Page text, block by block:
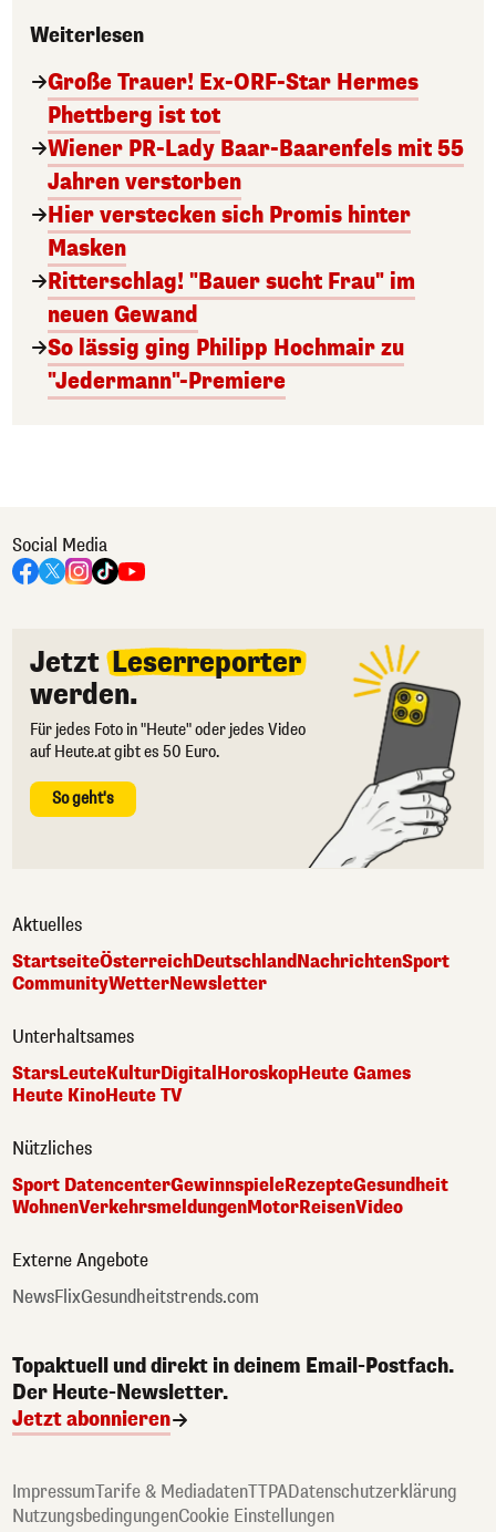
Weiterlesen
Große Trauer! Ex-ORF-Star Hermes
Phettberg ist tot
Wiener PR-Lady Baar-Baarenfels mit 55
Jahren verstorben
Hier verstecken sich Promis hinter
Masken
Ritterschlag! "Bauer sucht Frau" im
neuen Gewand
So lässig ging Philipp Hochmair zu
"Jedermann"-Premiere
Social Media
Jetzt Leserreporter
werden.
Für jedes Foto in "Heute" oder jedes Video
auf Heute.at gibt es 50 Euro.
So geht's
Aktuelles
StartseiteÖsterreichDeutschlandNachrichtenSport
CommunityWetterNewsletter
Unterhaltsames
StarsLeuteKulturDigital HoroskopHeute Games
Heute KinoHeute TV
Nützliches
Sport DatencenterGewinnspieleRezepteGesundheit
WohnenVerkehrsmeldungenMotorReisenVideo
Externe Angebote
NewsFlixGesundheitstrends.com
Topaktuell und direkt in deinem Email-Postfach.
Der Heute-Newsletter.
Jetzt abonnieren
ImpressumTarife & MediadatenTTPADatenschutzerklärung
NutzungsbedingungenCookie Einstellungen